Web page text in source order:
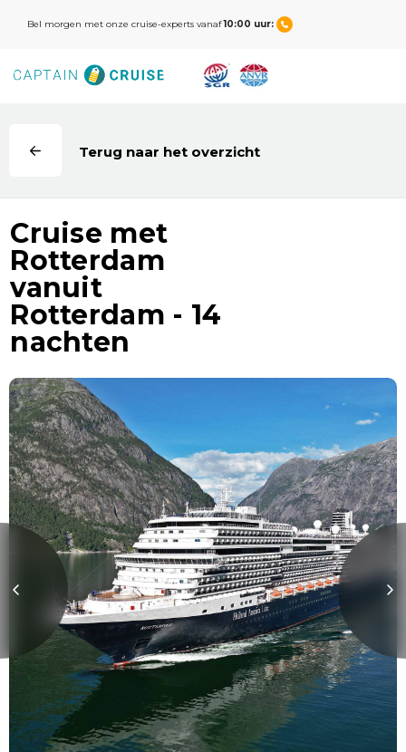
Bel morgen met onze cruise-experts vanaf10:00 uur: